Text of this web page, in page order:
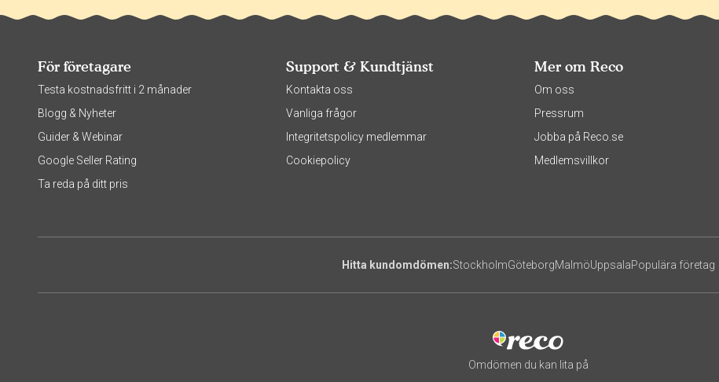
För företagare
Testa kostnadsfritt i 2 månader
Blogg & Nyheter
Guider & Webinar
Google Seller Rating
Ta reda på ditt pris
Support & Kundtjänst
Kontakta oss
Vanliga frågor
Integritetspolicy medlemmar
Cookiepolicy
Mer om Reco
Om oss
Pressrum
Jobba på Reco.se
Medlemsvillkor
Hitta kundomdömen:StockholmGöteborgMalmöUppsalaPopulära företag
Omdömen du kan lita på